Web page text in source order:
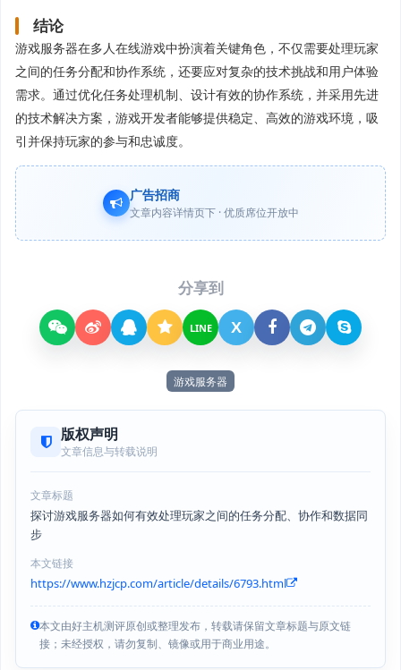
结论
游戏服务器在多人在线游戏中扮演着关键角色，不仅需要处理玩家
之间的任务分配和协作系统，还要应对复杂的技术挑战和用户体验
需求。通过优化任务处理机制、设计有效的协作系统，并采用先进
的技术解决方案，游戏开发者能够提供稳定、高效的游戏环境，吸
引并保持玩家的参与和忠诚度。
广告招商
文章内容详情页下 · 优质席位开放中
分享到
LINE X
游戏服务器
版权声明
文章信息与转载说明
文章标题
探讨游戏服务器如何有效处理玩家之间的任务分配、协作和数据同
步
本文链接
https://www.hzjcp.com/article/details/6793.html
本文由好主机测评原创或整理发布，转载请保留文章标题与原文链
接；未经授权，请勿复制、镜像或用于商业用途。